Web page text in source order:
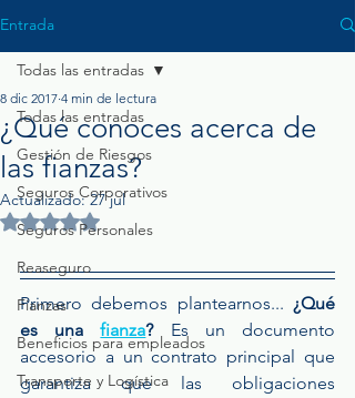
Entrada
Todas las entradas
Gestión de Riesgos
Seguros Corporativos
Seguros Personales
Reaseguro
Fianzas
Beneficios para empleados
Transporte y Logística
Todas las entradas
¿Qué conoces acerca de
las fianzas?
8 dic 2017 4 min de lectura
Actualizado:27 jul
Obtuvo NaN de 5 estrellas.
Primero debemos plantearnos... ¿Qué
es una fianza? Es un documento
accesorio a un contrato principal que
garantiza que las obligaciones